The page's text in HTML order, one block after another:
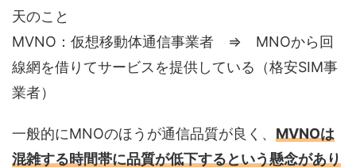
天のこと
MVNO：仮想移動体通信事業者 ⇒ MNOから回
線網を借りてサービスを提供している（格安SIM事
業者）
一般的にMNOのほうが通信品質が良く、 MVNOは
混雑する時間帯に品質が低下するという懸念があり